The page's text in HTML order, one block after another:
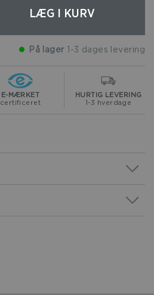
LÆG I KURV
På lager 1-3 dages levering
E-MÆRKET
certificeret
HURTIG LEVERING
1-3 hverdage